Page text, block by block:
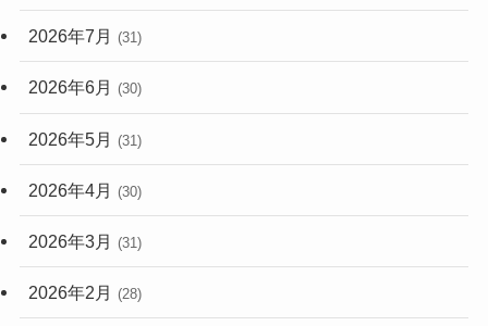
(248)
2026年7月 (31)
2026年6月 (30)
2026年5月 (31)
2026年4月 (30)
2026年3月 (31)
2026年2月 (28)